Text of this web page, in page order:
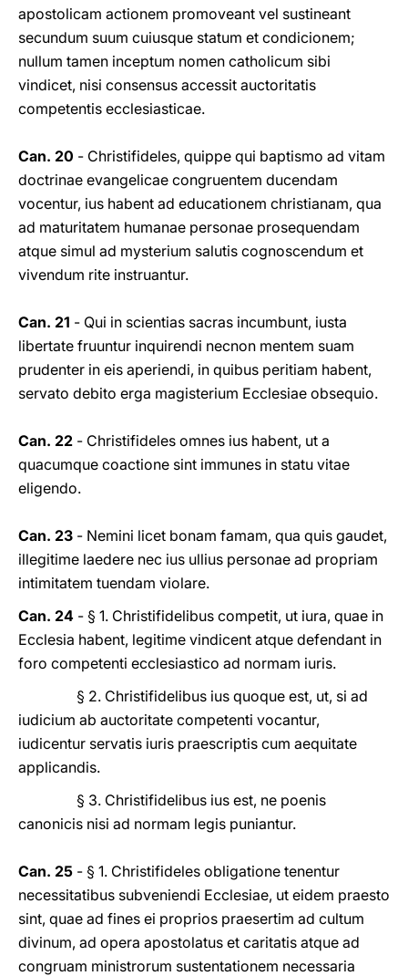
apostolicam actionem promoveant vel sustineant
secundum suum cuiusque statum et condicionem;
nullum tamen inceptum nomen catholicum sibi
vindicet, nisi consensus accessit auctoritatis
competentis ecclesiasticae.
Can. 20 - Christifideles, quippe qui baptismo ad vitam
doctrinae evangelicae congruentem ducendam
vocentur, ius habent ad educationem christianam, qua
ad maturitatem humanae personae prosequendam
atque simul ad mysterium salutis cognoscendum et
vivendum rite instruantur.
Can. 21 - Qui in scientias sacras incumbunt, iusta
libertate fruuntur inquirendi necnon mentem suam
prudenter in eis aperiendi, in quibus peritiam habent,
servato debito erga magisterium Ecclesiae obsequio.
Can. 22 - Christifideles omnes ius habent, ut a
quacumque coactione sint immunes in statu vitae
eligendo.
Can. 23 - Nemini licet bonam famam, qua quis gaudet,
illegitime laedere nec ius ullius personae ad propriam
intimitatem tuendam violare.
Can. 24 - § 1. Christifidelibus competit, ut iura, quae in
Ecclesia habent, legitime vindicent atque defendant in
foro competenti ecclesiastico ad normam iuris.
§ 2. Christifidelibus ius quoque est, ut, si ad
iudicium ab auctoritate competenti vocantur,
iudicentur servatis iuris praescriptis cum aequitate
applicandis.
§ 3. Christifidelibus ius est, ne poenis
canonicis nisi ad normam legis puniantur.
Can. 25 - § 1. Christifideles obligatione tenentur
necessitatibus subveniendi Ecclesiae, ut eidem praesto
sint, quae ad fines ei proprios praesertim ad cultum
divinum, ad opera apostolatus et caritatis atque ad
congruam ministrorum sustentationem necessaria